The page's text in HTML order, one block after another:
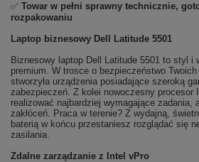
✅ Towar w pełni sprawny technicznie,
rozpakowaniu
Laptop biznesowy Dell Latitude 5501
Biznesowy laptop Dell Latitude 5501 to styl i
premium. W trosce o bezpieczeństwo Twoich
stworzyła urządzenia posiadające szeroką
zabezpieczeń. Z kolei nowoczesny procesor
realizować najbardziej wymagające zadania,
zakłóceń. Praca w terenie? Z wydajną,
baterią w końcu przestaniesz rozglądać się
zasilania.
Zdalne zarządzanie z Intel vPro